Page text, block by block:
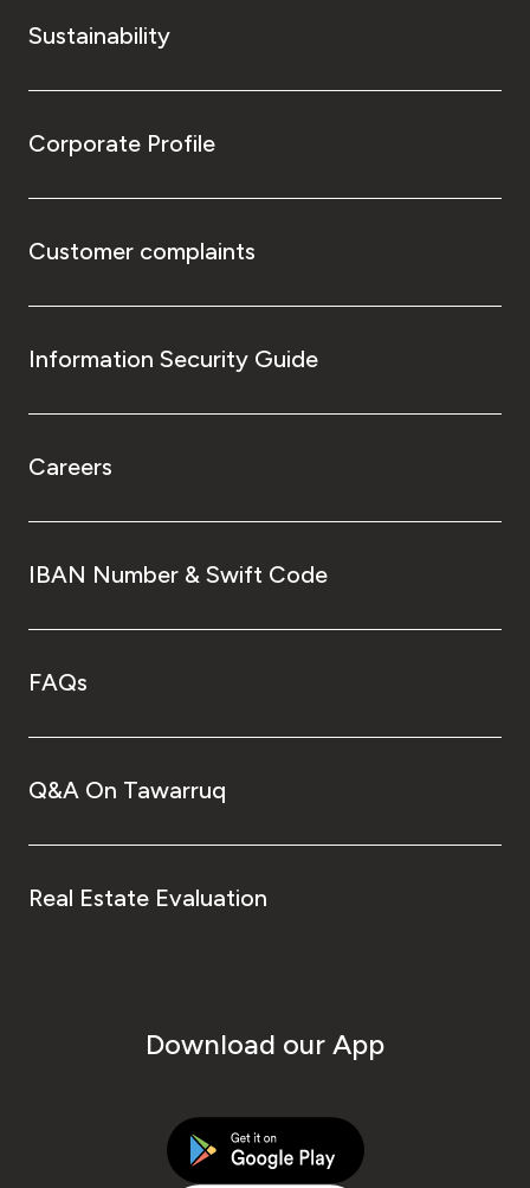
Sustainability
Corporate Profile
Customer complaints
Information Security Guide
Careers
IBAN Number & Swift Code
FAQs
Q&A On Tawarruq
Real Estate Evaluation
Download our App